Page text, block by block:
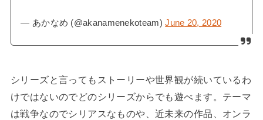
— あかなめ (@akanamenekoteam)June 20, 2020
シリーズと言ってもストーリーや世界観が続いているわ
けではないのでどのシリーズからでも遊べます。テーマ
は戦争なのでシリアスなものや、近未来の作品、オンラ